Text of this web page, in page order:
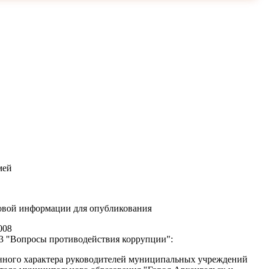
информации для опубликования
противодействия коррупции":
характера руководителей муниципальных учреждений